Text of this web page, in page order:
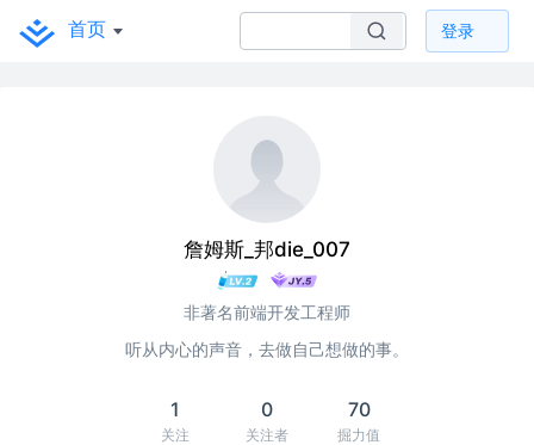
首页 登录
詹姆斯_邦die_007
非著名前端开发工程师
听从内心的声音，去做自己想做的事。
1
关注
0
关注者
70
掘力值